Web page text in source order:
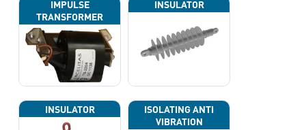
IMPULSE
TRANSFORMER
INSULATOR
INSULATOR
ISOLATING ANTI
VIBRATION